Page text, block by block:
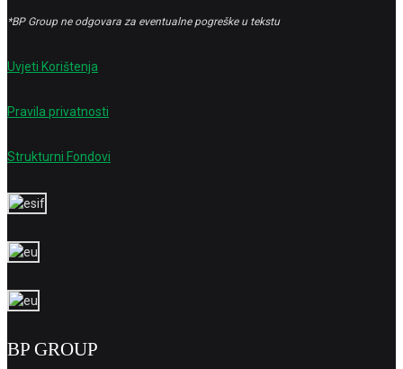
*BP Group ne odgovara za eventualne pogreške u tekstu
Uvjeti Korištenja
Pravila privatnosti
Strukturni Fondovi
BP GROUP